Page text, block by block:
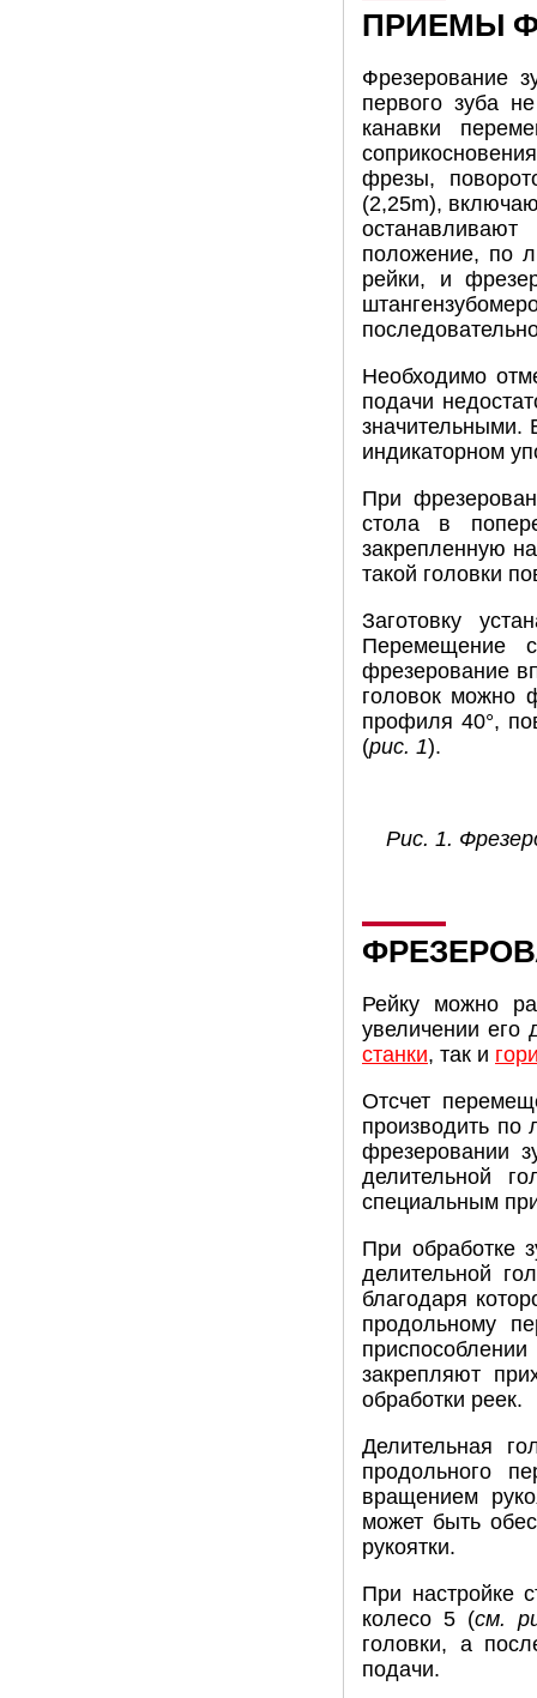
ПРИЕМЫ
Фрезерование
первого зуба
канавки
фрезы,
(2,25m),
положение, по
рейки, и
Необходимо
подачи
значительными.
индикаторном
При
стола в
закрепленную
такой головки
Заготовку
Перемещение
фрезерование
головок можно
профиля 40°,
(рис. 1).
Рис. 1.
Рейку можно
увеличении его
станки, так и
Отсчет
производить по
фрезеровании
делительной
специальным
При обработке
делительной
благодаря
продольному
закрепляют
обработки реек.
Делительная
продольного
вращением
может быть
рукоятки.
При настройке
колесо 5 (см.
головки, а
подачи.